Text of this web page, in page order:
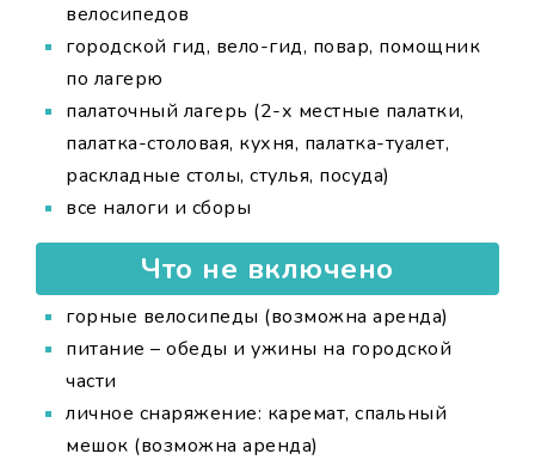
велосипедов
городской гид, вело-гид, повар, помощник
по лагерю
палаточный лагерь (2-х местные палатки,
палатка-столовая, кухня, палатка-туалет,
раскладные столы, стулья, посуда)
все налоги и сборы
Что не включено
горные велосипеды (возможна аренда)
питание – обеды и ужины на городской
части
личное снаряжение: каремат, спальный
мешок (возможна аренда)